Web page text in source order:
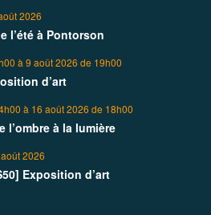
2026
l’été à Pontorson
à 9 août 2026 de 19h00
d’art
à 16 août 2026 de 18h00
l’ombre à la lumière
2026
Exposition d’art